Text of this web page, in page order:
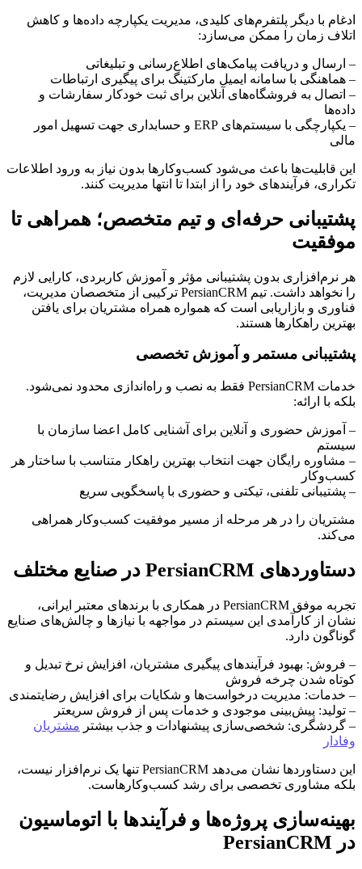
ادغام با دیگر پلتفرم‌های کلیدی، مدیریت یکپارچه داده‌ها و کاهش
اتلاف زمان را ممکن می‌سازد:
– ارسال و دریافت پیامک‌های اطلاع‌رسانی و تبلیغاتی
– هماهنگی با سامانه ایمیل مارکتینگ برای پیگیری ارتباطات
– اتصال به فروشگاه‌های آنلاین برای ثبت خودکار سفارشات و
داده‌ها
– یکپارچگی با سیستم‌های ERP و حسابداری جهت تسهیل امور
مالی
این قابلیت‌ها باعث می‌شود کسب‌وکارها بدون نیاز به ورود اطلاعات
تکراری، فرآیندهای خود را از ابتدا تا انتها مدیریت کنند.
پشتیبانی حرفه‌ای و تیم متخصص؛ همراهی تا
موفقیت
هر نرم‌افزاری بدون پشتیبانی مؤثر و آموزش کاربردی، کارایی لازم
را نخواهد داشت. تیم PersianCRM ترکیبی از متخصصان مدیریت،
فناوری و بازاریابی است که همواره همراه مشتریان برای یافتن
بهترین راهکارها هستند.
پشتیبانی مستمر و آموزش تخصصی
خدمات PersianCRM فقط به نصب و راه‌اندازی محدود نمی‌شود.
بلکه با ارائه:
– آموزش حضوری و آنلاین برای آشنایی کامل اعضا سازمان با
سیستم
– مشاوره رایگان جهت انتخاب بهترین راهکار متناسب با ساختار هر
کسب‌وکار
– پشتیبانی تلفنی، تیکتی و حضوری با پاسخگویی سریع
مشتریان را در هر مرحله از مسیر موفقیت کسب‌وکار همراهی
می‌کند.
دستاوردهای PersianCRM در صنایع مختلف
تجربه موفق PersianCRM در همکاری با برندهای معتبر ایرانی،
نشان از کارآمدی این سیستم در مواجهه با نیازها و چالش‌های صنایع
گوناگون دارد.
– فروش: بهبود فرآیندهای پیگیری مشتریان، افزایش نرخ تبدیل و
کوتاه شدن چرخه فروش
– خدمات: مدیریت درخواست‌ها و شکایات برای افزایش رضایتمندی
– تولید: پیش‌بینی موجودی و خدمات پس از فروش سریعتر
– گردشگری: شخصی‌سازی پیشنهادات و جذب بیشتر مشتریان
وفادار
این دستاوردها نشان می‌دهد PersianCRM تنها یک نرم‌افزار نیست،
بلکه مشاوری تخصصی برای رشد کسب‌وکارهاست.
بهینه‌سازی پروژه‌ها و فرآیندها با اتوماسیون
در PersianCRM